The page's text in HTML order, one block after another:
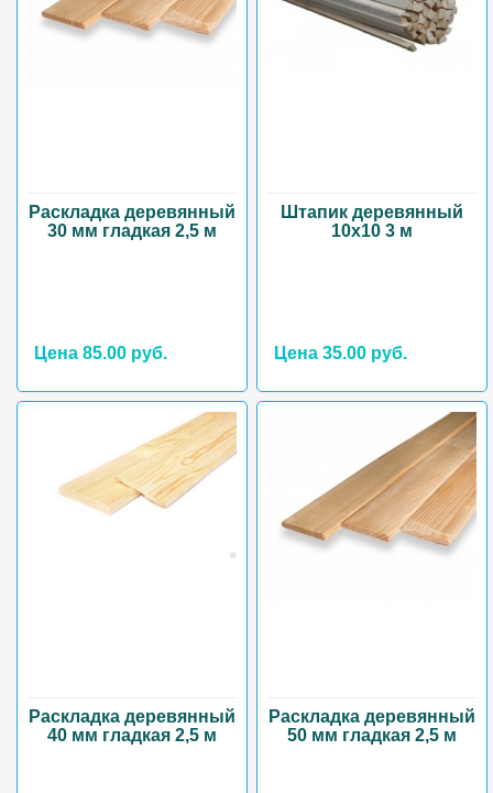
Раскладка деревянный
30 мм гладкая 2,5 м
Цена 85.00 руб.
Штапик деревянный
10х10 3 м
Цена 35.00 руб.
Раскладка деревянный
40 мм гладкая 2,5 м
Раскладка деревянный
50 мм гладкая 2,5 м